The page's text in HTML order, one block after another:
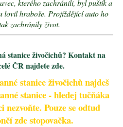
kterého zachránili, byl puštík a
lovil hraboše. Projíždějící auto ho
zachránily život.
stanice živočichů? Kontakt na
ČR najdete zde.
stanice živočichů najdeš
stanice - hledej tučňáka
nezvoňte. Pouze se odtud
zde stopovačka.